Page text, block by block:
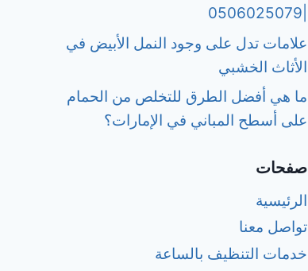
علامات تدل على وجود النمل الأبيض في
الأثاث الخشبي
ما هي أفضل الطرق للتخلص من الحمام
على أسطح المباني في الإمارات؟
صفحات
الرئيسية
تواصل معنا
خدمات التنظيف بالساعة